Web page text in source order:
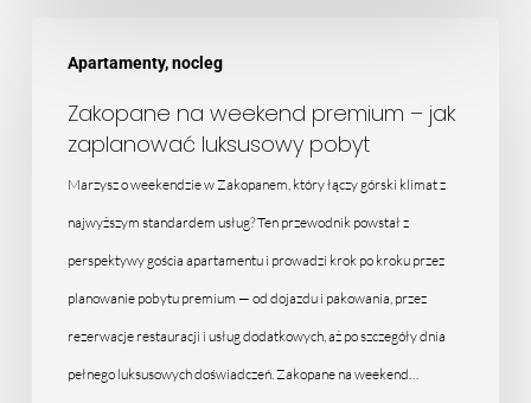
Apartamenty, nocleg
weekend
premium
zaplanować
luksusowy
pobyt
Zakopane na weekend premium – jak
zaplanować luksusowy pobyt
Marzysz o weekendzie w Zakopanem, który łączy górski klimat z
najwyższym standardem usług? Ten przewodnik powstał z
perspektywy gościa apartamentu i prowadzi krok po kroku przez
planowanie pobytu premium — od dojazdu i pakowania, przez
rezerwacje restauracji i usług dodatkowych, aż po szczegóły dnia
pełnego luksusowych doświadczeń. Zakopane na weekend…